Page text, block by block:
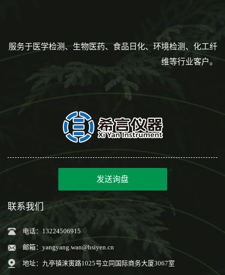
服务于医学检测、生物医药、食品日化、环境检测、化工纤
维等行业客户。
发送询盘
联系我们
电话：13224506915
邮箱： yangyang.wan@hsiyen.cn
地址：九亭镇涞寅路1025号立同国际商务大厦3067室